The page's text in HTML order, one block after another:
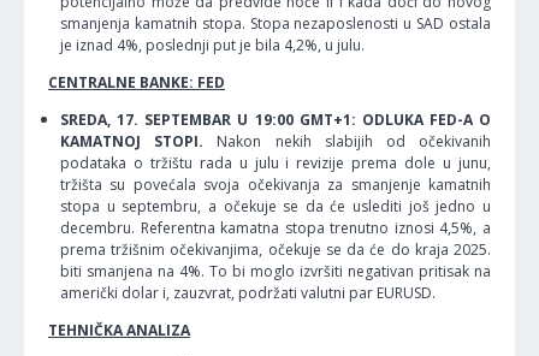
smanjenja kamatnih stopa. Stopa nezaposlenosti u SAD ostala
je iznad 4%, poslednji put je bila 4,2%, u julu.
CENTRALNE BANKE: FED
SREDA, 17. SEPTEMBAR U 19:00 GMT+1: ODLUKA FED-A O
KAMATNOJ STOPI. Nakon nekih slabijih od očekivanih
podataka o tržištu rada u julu i revizije prema dole u junu,
tržišta su povećala svoja očekivanja za smanjenje kamatnih
stopa u septembru, a očekuje se da će uslediti još jedno u
decembru. Referentna kamatna stopa trenutno iznosi 4,5%, a
prema tržišnim očekivanjima, očekuje se da će do kraja 2025.
biti smanjena na 4%. To bi moglo izvršiti negativan pritisak na
američki dolar i, zauzvrat, podržati valutni par EURUSD.
TEHNIČKA ANALIZA